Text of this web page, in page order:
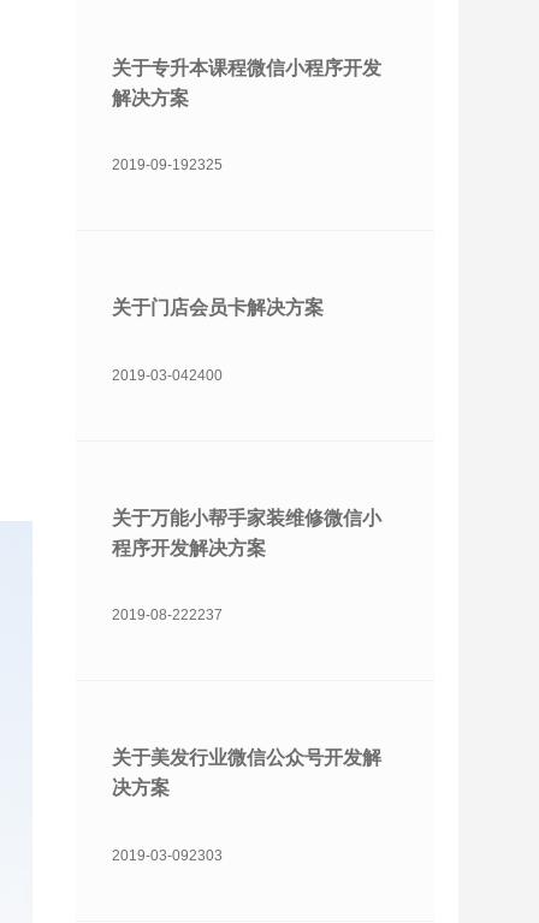
关于专升本课程微信小程序开发
解决方案
2019-09-192325
关于门店会员卡解决方案
2019-03-042400
关于万能小帮手家装维修微信小
程序开发解决方案
2019-08-222237
关于美发行业微信公众号开发解
决方案
2019-03-092303